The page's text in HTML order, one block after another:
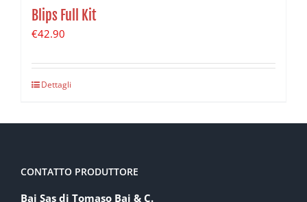
Blips Full Kit
€42.90
Dettagli
CONTATTO PRODUTTORE
Baj Sas di Tomaso Baj & C.